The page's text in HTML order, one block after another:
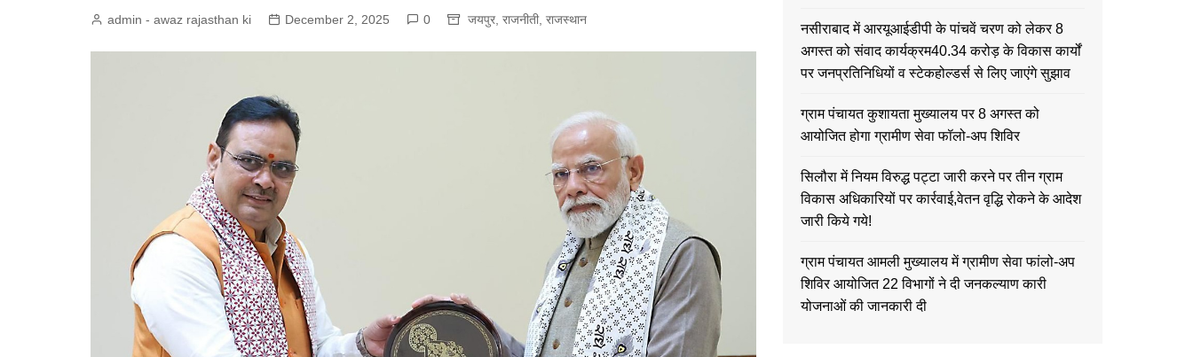
admin - awaz rajasthan ki December 2, 2025 0 जयपुर राजनीती, राजस्थान
नसीराबाद में आरयूआईडीपी के पांचवें चरण को लेकर 8
अगस्त को संवाद कार्यक्रम40.34 करोड़ के विकास कार्यों
पर जनप्रतिनिधियों व स्टेकहोल्डर्स से लिए जाएंगे सुझाव
ग्राम पंचायत कुशायता मुख्यालय पर 8 अगस्त को
आयोजित होगा ग्रामीण सेवा फॉलो-अप शिविर
सिलौरा में नियम विरुद्ध पट्टा जारी करने पर तीन ग्राम
विकास अधिकारियों पर कार्रवाई,वेतन वृद्धि रोकने के आदेश
जारी किये गये!
ग्राम पंचायत आमली मुख्यालय में ग्रामीण सेवा फांलो-अप
शिविर आयोजित 22 विभागों ने दी जनकल्याण कारी
योजनाओं की जानकारी दी